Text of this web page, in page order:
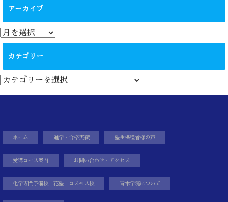
アーカイブ
ア
ー
カテゴリー
カ
テ
ゴ
ホーム 進学・合格実績 塾生保護者様の声
受講コース案内 お問い合わせ・アクセス
化学専門予備校 花塾 コスモス校 青木学院について